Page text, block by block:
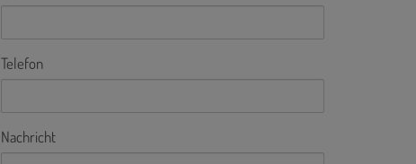
Telefon
Nachricht